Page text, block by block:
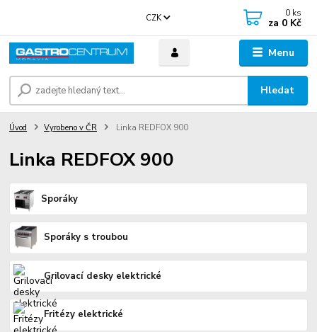
Menu
CZK
Hledat
0 ks
za 0 Kč
Úvod Vyrobeno v ČR Linka REDFOX 900
Linka REDFOX 900
Sporáky
Sporáky s troubou
Grilovací desky elektrické
Fritézy elektrické